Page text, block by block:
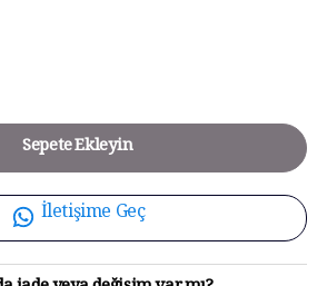
Sepete Ekleyin
İletişime Geç